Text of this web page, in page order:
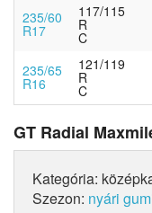
235/60
R17
117/115
R
C
235/65
R16
121/119
R
C
GT Radial
Kategória:
Szezon: nyári